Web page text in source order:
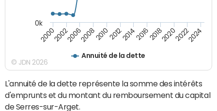
Annuité de la dette
200020022006200820102012201420162018202020222024
0k
© JDN 2026
L'annuité de la dette représente la somme des intérêts
d'emprunts et du montant du remboursement du capital
de Serres-sur-Arget.